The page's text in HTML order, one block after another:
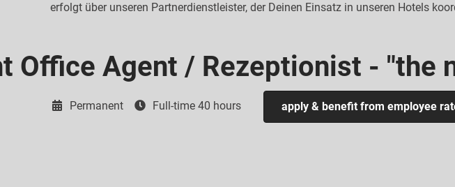
Office Agent / Rezeptionist - "the
Permanent Full-time 40 hours apply & benefit from employee
erfolgt über unseren Partnerdienstleister, der Deinen Einsatz in unseren Hotels